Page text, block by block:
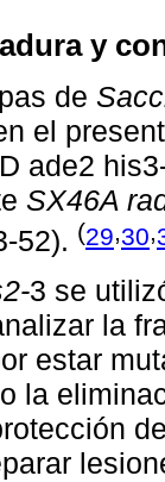
y
de
el
ade2
SX46A
52). (29 30
3 se
la
estar
la